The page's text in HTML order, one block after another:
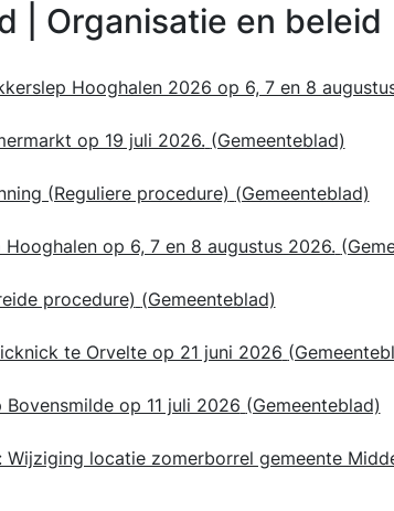
| Organisatie en beleid
Hooghalen 2026 op 6, 7 en 8
op 19 juli 2026. (Gemeenteblad)
(Reguliere procedure) (Gemeenteblad)
op 6, 7 en 8 augustus 2026.
procedure) (Gemeenteblad)
te Orvelte op 21 juni 2026
op 11 juli 2026 (Gemeenteblad)
locatie zomerborrel gemeente